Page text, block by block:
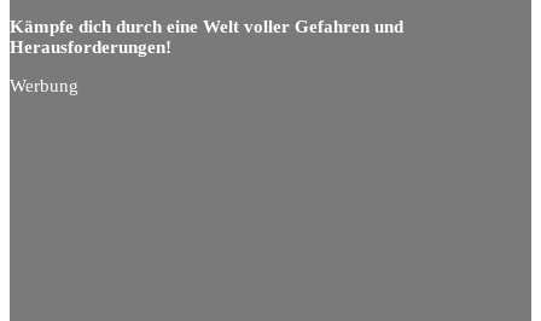
Kämpfe dich durch eine Welt voller Gefahren und
Herausforderungen!
Werbung